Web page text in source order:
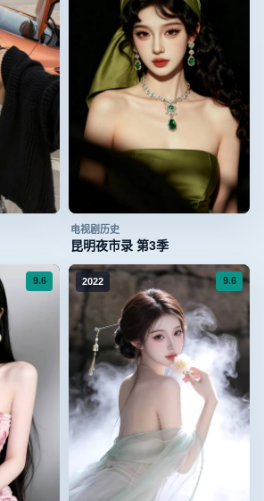
电视剧 历史
昆明夜市录 第3季
9.6 2022 9.6